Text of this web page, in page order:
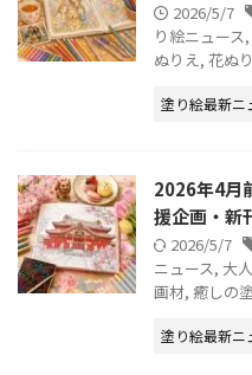
2026/5/7
り絵ニュース,
ぬりえ, 花ぬ
塗り絵最新ニ
2026年4月
援企画・新
2026/5/7
ニュース, 大
画材, 癒しの
塗り絵最新ニ